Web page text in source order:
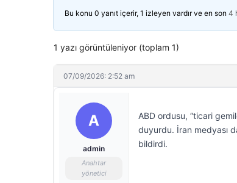
Bu konu 0 yanıt içerir, 1 izleyen vardır ve en son 4
1 yazı görüntüleniyor (toplam 1)
07/09/2026: 2:52 am
A
admin
Anahtar
yönetici
ABD ordusu, “ticari
duyurdu. İran medyası
bildirdi.